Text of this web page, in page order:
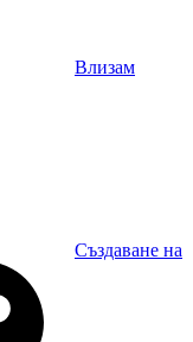
Влизам
Създаване на